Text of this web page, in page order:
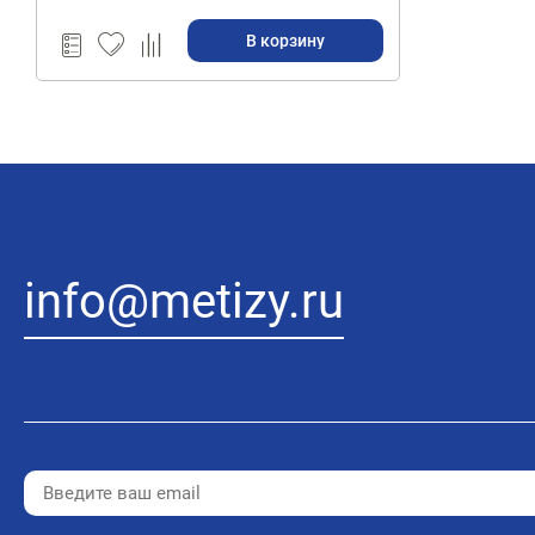
В корзину
info@metizy.ru